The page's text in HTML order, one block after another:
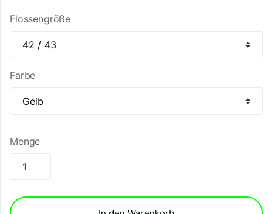
Flossengröße
Farbe
Menge